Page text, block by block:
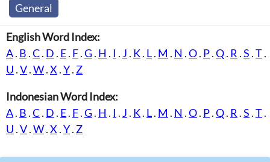
General
English Word Index:
A. B .C. D . E. F.G. H . I . J . K. L. M . N .O. P.Q. R .S .T.
U .V.W.X .Y. Z
Indonesian Word Index:
A. B .C. D . E. F.G. H . I . J . K. L. M . N .O. P.Q. R .S .T.
U .V.W.X .Y. Z